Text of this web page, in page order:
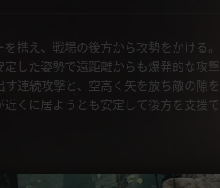
携え、戦場の後方から攻勢をかける。
した姿勢で遠距離からも爆発的な攻撃
連続攻撃と、空高く矢を放ち敵の隙を
くに居ようとも安定して後方を支援で